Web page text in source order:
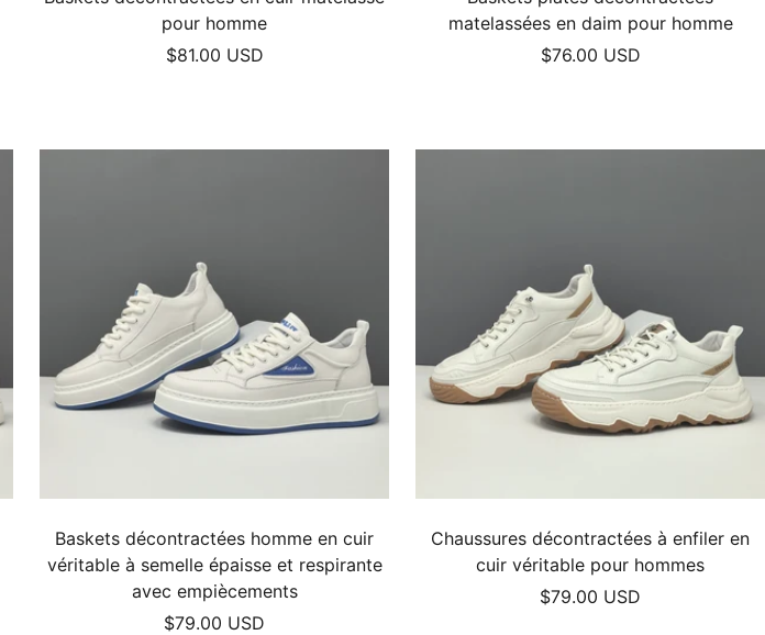
pour homme
Prix
$81.00 USD
matelassées en daim pour homme
Prix
$76.00 USD
Baskets décontractées homme en cuir
véritable à semelle épaisse et respirante
avec empiècements
Prix
$79.00 USD
Chaussures décontractées à enfiler en
cuir véritable pour hommes
Prix
$79.00 USD